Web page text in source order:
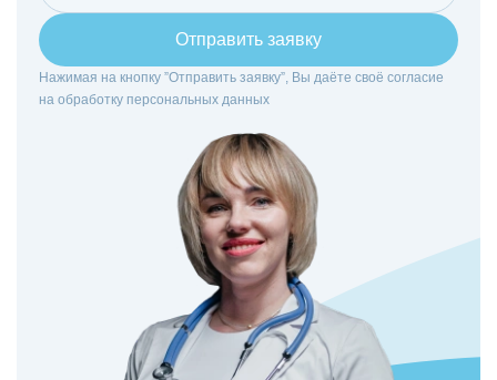
Отправить заявку
Нажимая на кнопку ”Отправить заявку”, Вы даёте своё согласие
на обработку персональных данных